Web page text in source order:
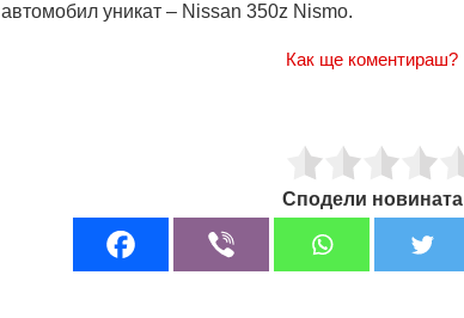
автомобил уникат – Nissan 350z Nismo.
Как ще коментираш?
Сподели новината